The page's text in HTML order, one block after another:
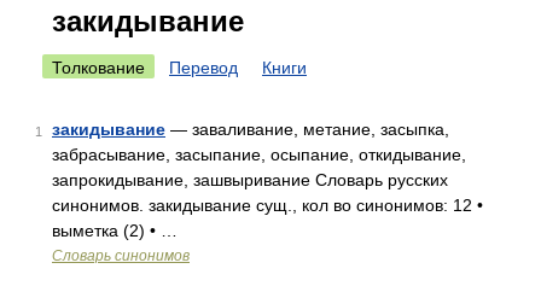
закидывание
Толкование Перевод Книги
1 закидывание — заваливание, метание, засыпка,
забрасывание, засыпание, осыпание, откидывание,
запрокидывание, зашвыривание Словарь русских
синонимов. закидывание сущ., кол во синонимов: 12 •
выметка (2) • …
Словарь синонимов